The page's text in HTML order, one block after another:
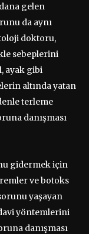
gelen
da aynı
doktoru,
sebeplerini
ayak gibi
altında yatan
terleme
danışması
gidermek için
ve botoks
yaşayan
yöntemlerini
danışması